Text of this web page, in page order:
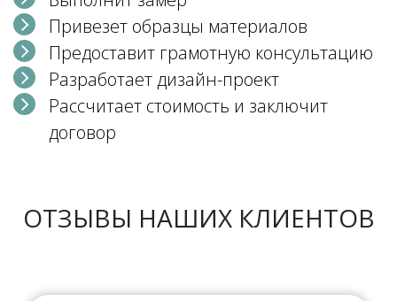
Привезет образцы материалов
Предоставит грамотную консультацию
Разработает дизайн-проект
Рассчитает стоимость и заключит
договор
ОТЗЫВЫ НАШИХ КЛИЕНТОВ